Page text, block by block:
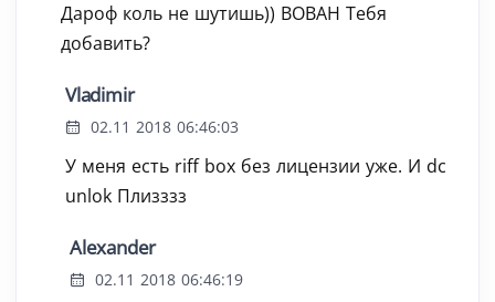
Дароф коль не шутишь)) ВОВАН Тебя
добавить?
Vladimir
02.11 2018 06:46:03
У меня есть riff box без лицензии уже. И dc
unlok Плизззз
Alexander
02.11 2018 06:46:19